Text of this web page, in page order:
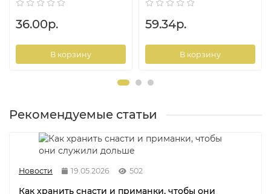
36.00р.
В корзину
59.34р.
В корзину
Рекомендуемые статьи
Новости 19.05.2026 502
Как хранить снасти и приманки, чтобы они